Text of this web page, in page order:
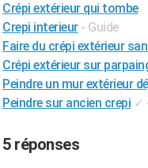
Crépi extérieur qui tombe
Crepi interieur - Guide
Faire du crépi extérieur
Crépi extérieur sur
Peindre un mur extérieur
Peindre sur ancien crepi ✓
5 réponses